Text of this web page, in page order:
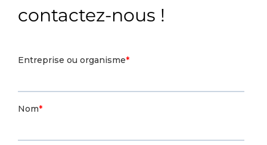
contactez-nous !